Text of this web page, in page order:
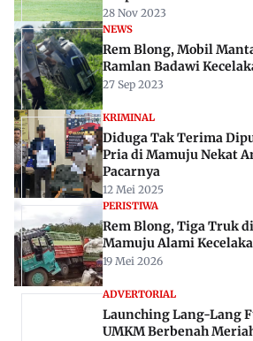
28 Nov 2023
NEWS
Rem Blong, Mobil
Ramlan Badawi
27 Sep 2023
KRIMINAL
Diduga Tak Terima
Pria di Mamuju Nekat
Pacarnya
12 Mei 2025
PERISTIWA
Rem Blong, Tiga Truk
Mamuju Alami
19 Mei 2026
ADVERTORIAL
Launching Lang-Lang
UMKM Berbenah